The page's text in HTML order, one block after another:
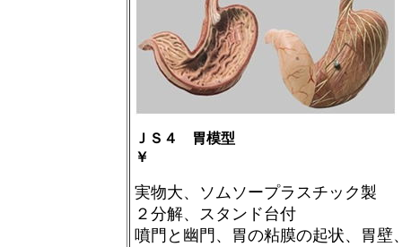
ＪＳ４ 胃模型
￥
実物大、ソムソープラスチック製
２分解、スタンド台付
噴門と幽門、胃の粘膜の起状、胃壁